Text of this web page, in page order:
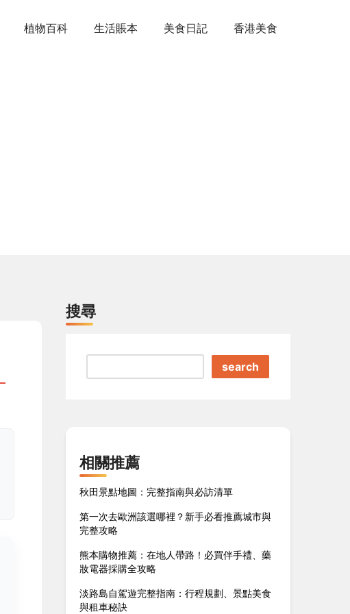
植物百科 生活賬本 美食日記 香港美食
搜尋
search
相關推薦
秋田景點地圖：完整指南與必訪清單
第一次去歐洲該選哪裡？新手必看推薦城市與
完整攻略
熊本購物推薦：在地人帶路！必買伴手禮、藥
妝電器採購全攻略
淡路島自駕遊完整指南：行程規劃、景點美食
與租車秘訣